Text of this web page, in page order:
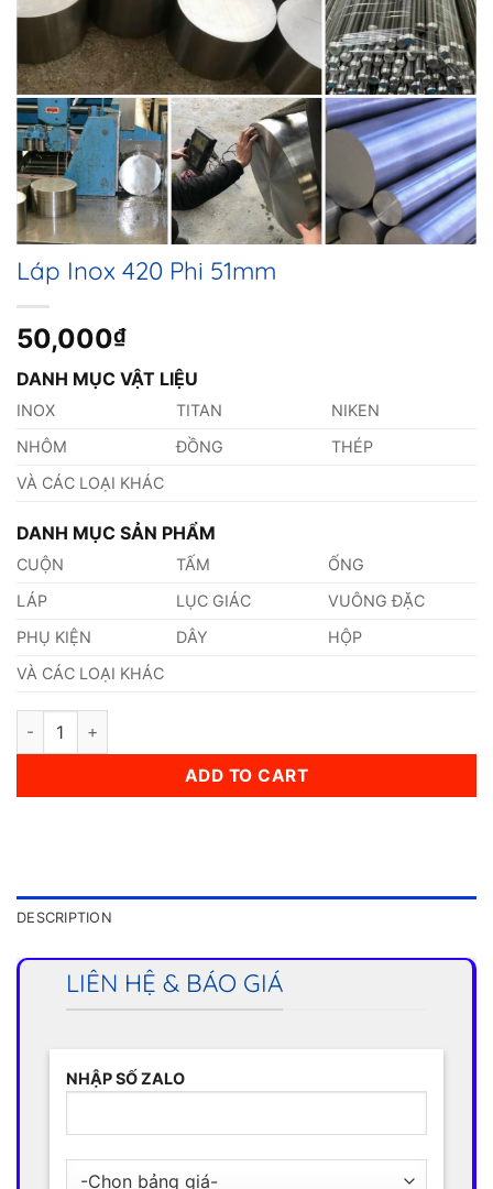
Láp Inox 420 Phi 51mm
50,000₫
DANH MỤC VẬT LIỆU
INOX TITAN
NIKEN
NHÔM
ĐỒNG
THÉP
VÀ CÁC LOẠI KHÁC
DANH MỤC SẢN PHẨM
CUỘN TẤM
ỐNG
LÁP
LỤC GIÁC
VUÔNG ĐẶC
PHỤ KIỆN
DÂY
HỘP
VÀ CÁC LOẠI KHÁC
Láp Inox 420 Phi 51mm quantity
ADD TO CART
DESCRIPTION
LIÊN HỆ & BÁO GIÁ
NHẬP SỐ ZALO